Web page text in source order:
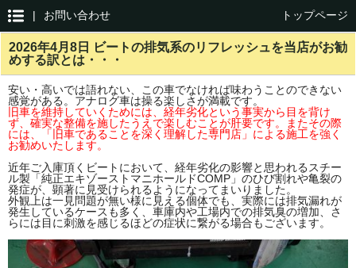
| お問い合わせ トップページ
2026年4月8日 ビートの排気系のリフレッシュを当店がお勧
めする訳とは・・・
安い・高いでは語れない、この車でなければ味わうことのできない
感覚がある。アナログ車は操る楽しさが満載です。
旧車を維持していくためには、経年劣化という事実から目を背け
ず、確実な整備を施したうえで楽しむことが肝要です。またその際
には、「旧車であることを深く理解した専門店」による施工を強く
お勧めいたします。
近年ご入庫頂くビートにおいて、経年劣化の影響と思われるスチー
ル製「純正エキゾーストマニホールドCOMP」のひび割れや亀裂の
発症が、顕著に見受けられるようになってまいりました。
外観上は一見問題が無い様に見える個体でも、実際には排気漏れが
発生しているケースも多く、車庫内や工場内での排気臭の増加、さ
らには目に刺激を感じるほどの症状に繋がる場合もございます。